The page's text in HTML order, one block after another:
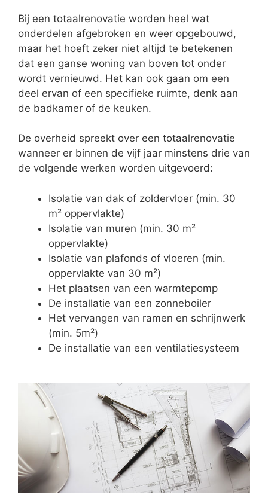
Bij een totaalrenovatie worden heel wat
onderdelen afgebroken en weer opgebouwd,
maar het hoeft zeker niet altijd te betekenen
dat een ganse woning van boven tot onder
wordt vernieuwd. Het kan ook gaan om een
deel ervan of een specifieke ruimte, denk aan
de badkamer of de keuken.
De overheid spreekt over een totaalrenovatie
wanneer er binnen de vijf jaar minstens drie van
de volgende werken worden uitgevoerd:
Isolatie van dak of zoldervloer (min. 30
m² oppervlakte)
Isolatie van muren (min. 30 m²
oppervlakte)
Isolatie van plafonds of vloeren (min.
oppervlakte van 30 m²)
Het plaatsen van een warmtepomp
De installatie van een zonneboiler
Het vervangen van ramen en schrijnwerk
(min. 5m²)
De installatie van een ventilatiesysteem